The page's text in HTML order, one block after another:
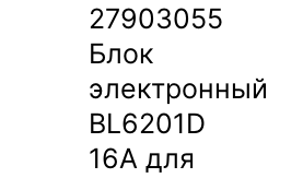
27903055
Блок
электронный
BL6201D
16А для